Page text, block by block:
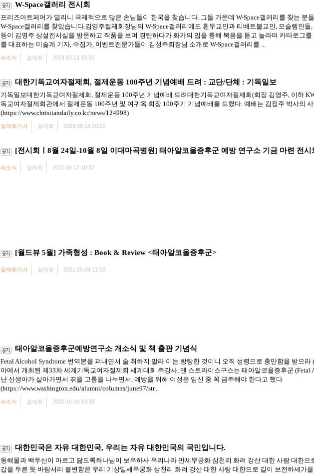
W-Space갤러리 전시회
프리즈아트페어가 열리니 국제적으로 많은 손님들이 한국을 찾습니다. 그들 가운데 W-Space갤러리를 찾는 분
W-Space갤러리를 찾았습니다.김영주절제회장님의 W-Space갤러리에도 흰두교인과 티베트불교인, 모슬렘인
등이 김영주 상설전시실을 방문하고 작품을 보며 경탄하다가 화가의 입을 통해 복음을 듣고 놀라며 카타로그
를 대표하는 미술계 기자, 수집가, 이벤트전문가들이 김성주회장님 소개로 W-Space갤러리를 ...
새소식 절제회 2024.02.13 15:31
대한기독교여자절제회, 절제운동 100주년 기념예배 드려 : 교단/단체 : 기독일보
기독일보대한기독교여자절제회, 절제운동 100주년 기념예배 드려대한기독교여자절제회(회장 김영주, 이하
독교여자절제회관에서 절제운동 100주년 및 여귀옥 회장 100주기 기념예배를 드렸다. 예배는 김정주 박사의
(https://www.christiandaily.co.kr/news/124998)
절제회기사 절제회 2023.06.18 20:22
[전시회ㅣ8월 24일-10월 8일 이대마곡병원] 태아알코올증후군 예방 연구소 기금 마련 전시
새소식 절제회 2021.06.17 10:37
[월드뷰 5월] 가족형성 : Book & Review <태아알코올증후군>
절제회기사 절제회 2021.05.06 11:18
태아알코올증후군예방연구소 개소식 및 책 출판 기념식
Fetal Alcohol Syndrome 번역본을 펴내면서 술 취하지 말라 이는 방탕한 것이니 오직 성령으로 충만함을 받으
아에서 개최된 제33차 세계기독교여자절제회 세계대회 주강사, 앤 스트라이스구스는 태아알코올증후군 (Fetal
난 신생아가 살아가면서 겪을 고통을 나누면서, 예방을 위해 여성은 임신 중 꼭 금주해야 한다고 했다
(https://www.washington.edu/alumni/columns/june97/str...
새소식 절제회 2020.10.19 13:39
대한민국은 자유 대한민국, 우리는 자유 대한민국의 국민입니다.
동해물과 백두산이 마르고 닳도록하나님이 보우하사 우리나라 만세무궁화 삼천리 화려 강산 대한 사람 대한으
갑을 두른 듯 바람서리 불변함은 우리 기상일세무궁화 삼천리 화려 강산 대한 사람 대한으로 길이 보전하세가